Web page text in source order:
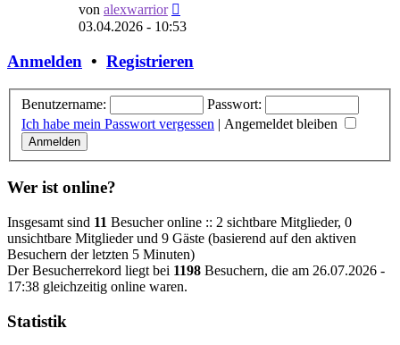
von alexwarrior
Beitrag
03.04.2026 - 10:53
Anmelden • Registrieren
Benutzername:
Passwort:
Ich habe mein Passwort vergessen | Angemeldet bleiben
Wer ist online?
Insgesamt sind 11 Besucher online :: 2 sichtbare Mitglieder, 0
unsichtbare Mitglieder und 9 Gäste (basierend auf den aktiven
Besuchern der letzten 5 Minuten)
Der Besucherrekord liegt bei 1198 Besuchern, die am 26.07.2026 -
17:38 gleichzeitig online waren.
Statistik